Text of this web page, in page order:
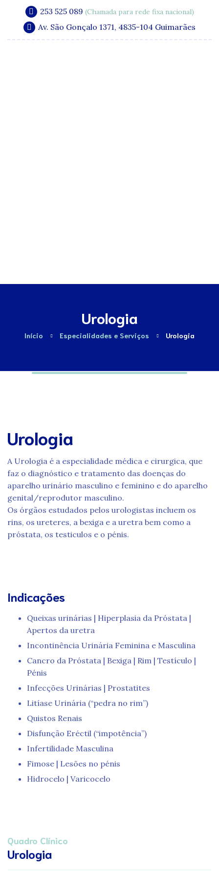
253 525 089 (Chamada para rede fixa nacional)
Av. São Gonçalo 1371, 4835-104 Guimarães
Urologia
Início Especialidades e Serviços Urologia
Urologia
A Urologia é a especialidade médica e cirurgica, que
faz o diagnóstico e tratamento das doenças do
aparelho urinário masculino e feminino e do aparelho
genital/reprodutor masculino.
Os órgãos estudados pelos urologistas incluem os
rins, os ureteres, a bexiga e a uretra bem como a
próstata, os testiculos e o pénis.
Indicações
Queixas urinárias | Hiperplasia da Próstata |
Apertos da uretra
Incontinência Urinária Feminina e Masculina
Cancro da Próstata | Bexiga | Rim | Testículo |
Pénis
Infecções Urinárias | Prostatites
Litíase Urinária (“pedra no rim”)
Quistos Renais
Disfunção Eréctil (“impotência”)
Infertilidade Masculina
Fimose | Lesões no pénis
Hidrocelo | Varicocelo
Quadro Clínico
Urologia